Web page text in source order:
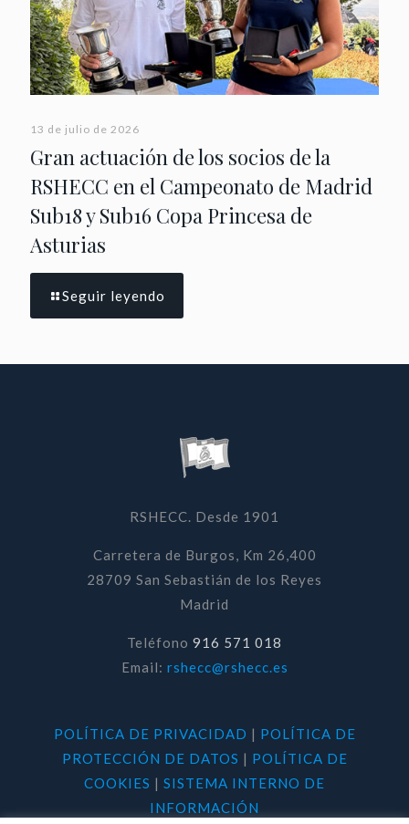
13 de julio de 2026
Gran actuación de los socios de la
RSHECC en el Campeonato de Madrid
Sub18 y Sub16 Copa Princesa de
Asturias
Seguir leyendo
RSHECC. Desde 1901
Carretera de Burgos, Km 26,400
28709 San Sebastián de los Reyes
Madrid
Teléfono 916 571 018
Email: rshecc@rshecc.es
POLÍTICA DE PRIVACIDAD | POLÍTICA DE
PROTECCIÓN DE DATOS | POLÍTICA DE
COOKIES | SISTEMA INTERNO DE
INFORMACIÓN